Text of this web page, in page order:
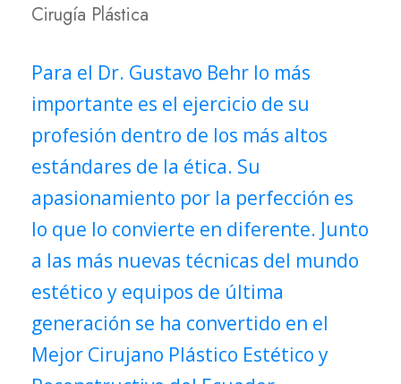
Cirugía Plástica
Para el Dr. Gustavo Behr lo más
importante es el ejercicio de su
profesión dentro de los más altos
estándares de la ética. Su
apasionamiento por la perfección es
lo que lo convierte en diferente. Junto
a las más nuevas técnicas del mundo
estético y equipos de última
generación se ha convertido en el
Mejor Cirujano Plástico Estético y